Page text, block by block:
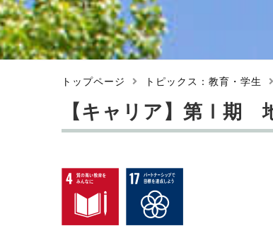
トップページ トピックス：教育・学生
【キャリア】第Ⅰ期